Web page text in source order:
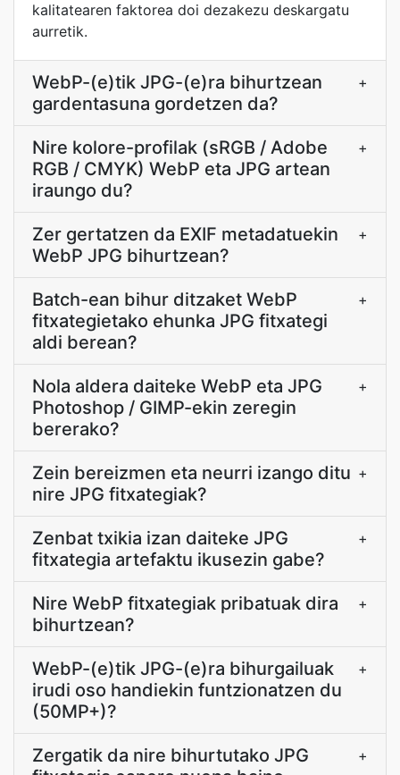
kalitatearen faktorea doi dezakezu deskargatu
aurretik.
WebP-(e)tik JPG-(e)ra bihurtzean
gardentasuna gordetzen da?
+
Nire kolore-profilak (sRGB / Adobe
RGB / CMYK) WebP eta JPG artean
iraungo du?
+
Zer gertatzen da EXIF metadatuekin
WebP JPG bihurtzean?
+
Batch-ean bihur ditzaket WebP
fitxategietako ehunka JPG fitxategi
aldi berean?
+
Nola aldera daiteke WebP eta JPG
Photoshop / GIMP-ekin zeregin
bererako?
+
Zein bereizmen eta neurri izango ditu
nire JPG fitxategiak?
+
Zenbat txikia izan daiteke JPG
fitxategia artefaktu ikusezin gabe?
+
Nire WebP fitxategiak pribatuak dira
bihurtzean?
+
WebP-(e)tik JPG-(e)ra bihurgailuak
irudi oso handiekin funtzionatzen du
(50MP+)?
+
Zergatik da nire bihurtutako JPG
+